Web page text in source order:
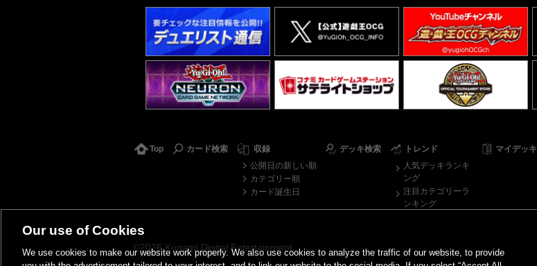
Top カード検索
収録
公開日の新しい順
カテゴリー順
カード誕生日
デッキ検索
トレンド
人気デッキランキ
ング
注目カテゴリーラ
ンキング
マイデッキ
©2026 Konami Digital Entertainment
Our use of Cookies
We use cookies to make our website work properly. We also use cookies to analyze the traffic of our website, to provide